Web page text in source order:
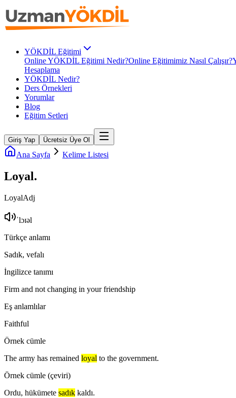
YÖKDİL Eğitimi
Online YÖKDİL Eğitimi Nedir?Online Eğitimimiz Nasıl Çalışır?
Hesaplama
YÖKDİL Nedir?
Ders Örnekleri
Yorumlar
Blog
Eğitim Setleri
Giriş Yap Ücretsiz Üye Ol
Ana Sayfa Kelime Listesi
Loyal.
LoyalAdj
ˈlɔɪəl
Türkçe anlamı
Sadık, vefalı
İngilizce tanımı
Firm and not changing in your friendship
Eş anlamlılar
Faithful
Örnek cümle
The army has remained loyal to the government.
Örnek cümle (çeviri)
Ordu, hükümete sadık kaldı.